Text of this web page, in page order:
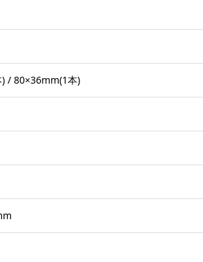
/ 80×36mm(1本)